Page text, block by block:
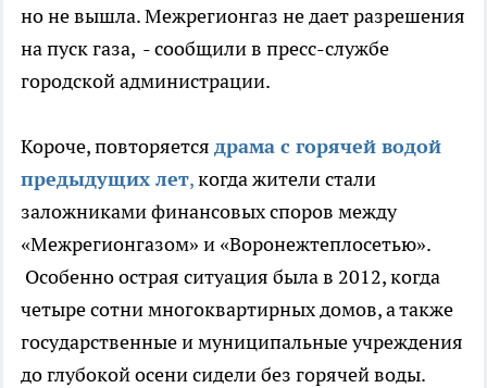
но не вышла. Межрегионгаз не дает разрешения
на пуск газа, - сообщили в пресс-службе
городской администрации.
Короче, повторяется драма с горячей водой
предыдущих лет,когда жители стали
заложниками финансовых споров между
«Межрегионгазом» и «Воронежтеплосетью».
Особенно острая ситуация была в 2012, когда
четыре сотни многоквартирных домов, а также
государственные и муниципальные учреждения
до глубокой осени сидели без горячей воды.